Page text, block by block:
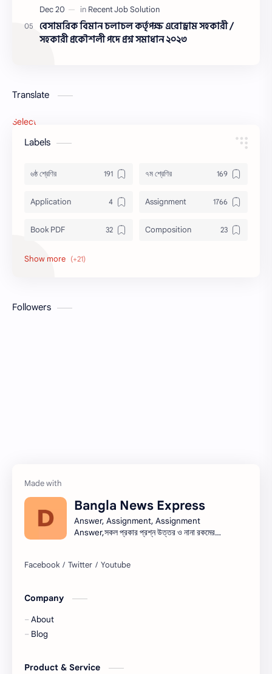
বেসামরিক বিমান চলাচল কর্তৃপক্ষ এরোড্রাম সহকারী /
সহকারী প্রকৌশলী পদে প্রশ্ন সমাধান ২০২৩
Translate
Select Language
Labels
৬ষ্ঠ শ্রেণির ৭ম শ্রেণির
Application Assignment
Book PDF Composition
Honors
Model Test
প্রতিবেদন
ভাষণ রচনা
সারাংশ ও সারমর্ম
Followers
Bangla News Express
Answer, Assignment, Assignment
Answer,সকল প্রকার প্রশ্ন উত্তর ও নানা রকমের
খবর (Job Circular) -
Company
About
Blog
Product & Service